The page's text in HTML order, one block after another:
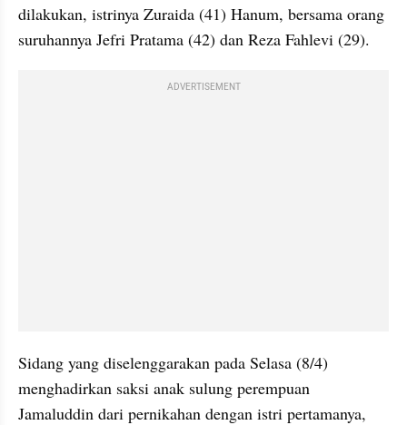
dilakukan, istrinya Zuraida (41) Hanum, bersama orang
suruhannya Jefri Pratama (42) dan Reza Fahlevi (29).
ADVERTISEMENT
Sidang yang diselenggarakan pada Selasa (8/4)
menghadirkan saksi anak sulung perempuan
Jamaluddin dari pernikahan dengan istri pertamanya,